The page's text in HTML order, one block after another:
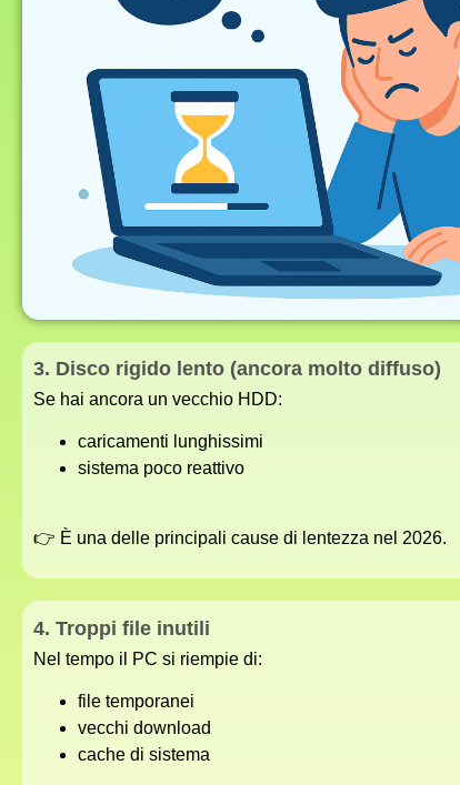
3. Disco rigido lento (ancora molto diffuso)
Se hai ancora un vecchio HDD:
caricamenti lunghissimi
sistema poco reattivo
👉 È una delle principali cause di lentezza nel 2026.
4. Troppi file inutili
Nel tempo il PC si riempie di:
file temporanei
vecchi download
cache di sistema